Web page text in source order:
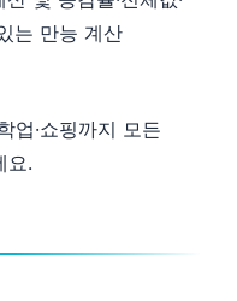
는 만능 계산
업·쇼핑까지 모든
요.